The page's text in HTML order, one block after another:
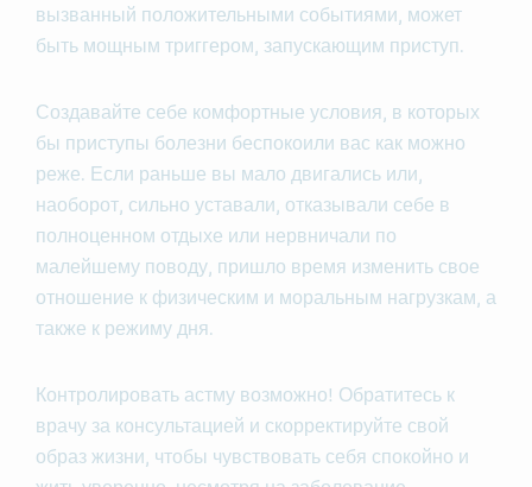
вызванный положительными событиями, может
быть мощным триггером, запускающим приступ.
Создавайте себе комфортные условия, в которых
бы приступы болезни беспокоили вас как можно
реже. Если раньше вы мало двигались или,
наоборот, сильно уставали, отказывали себе в
полноценном отдыхе или нервничали по
малейшему поводу, пришло время изменить свое
отношение к физическим и моральным нагрузкам, а
также к режиму дня.
Контролировать астму возможно! Обратитесь к
врачу за консультацией и скорректируйте свой
образ жизни, чтобы чувствовать себя спокойно и